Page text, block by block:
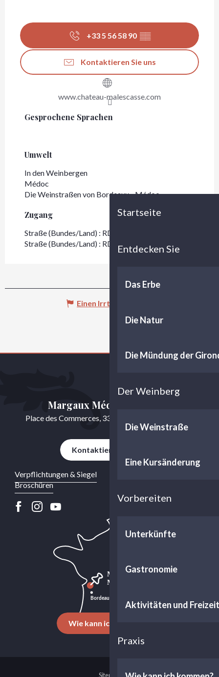
Startseite
Entdecken Sie
Das Erbe
Die Natur
Die Mündung der
Der Weinberg
Die Weinstraße
Eine Kursänderung
Vorbereiten
Unterkünfte
Gastronomie
Aktivitäten und Freizeit
Praxis
+33 5 56 58 90 ▒▒
Kontaktieren Sie uns
www.chateau-malescasse.com
Gesprochene Sprachen
Gesprochene Sprachen
Umwelt
Umwelt
In den Weinbergen
Médoc
Die Weinstraßen von Bordeaux - Médoc
Zugang
Zugang
Straße (Bundes/Land) : RD 2
Straße (Bundes/Land) : RD 5
Einen Irrtum angeben
Verpflichtungen & Siegel
Broschüren
Margaux Médoc Tourisme
Place des Commerces, 33460 Cussac-Fort-Médoc
Kontaktieren Sie uns
Wie kann ich kommen?
Sitemap